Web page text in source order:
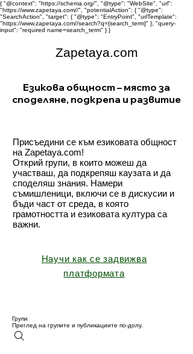
{ "@context": "https://schema.org/", "@type": "WebSite", "url":
"https://www.zapetaya.com//", "potentialAction": { "@type":
"SearchAction", "target": { "@type": "EntryPoint", "urlTemplate":
"https://www.zapetaya.com//search?q={search_term}" }, "query-
input": "required name=search_term" } }
Zapetaya.com
Езикова общност – място за
споделяне, подкрепа и развитие
Присъедини се към езиковата общност
на Zapetaya.com!
Открий групи, в които можеш да
участваш, да подкрепяш каузата и да
споделяш знания. Намери
съмишленици, включи се в дискусии и
бъди част от среда, в която
грамотността и езиковата култура са
важни.
Научи как се задвижва
платформата
Групи
Преглед на групите и публикациите по-долу.